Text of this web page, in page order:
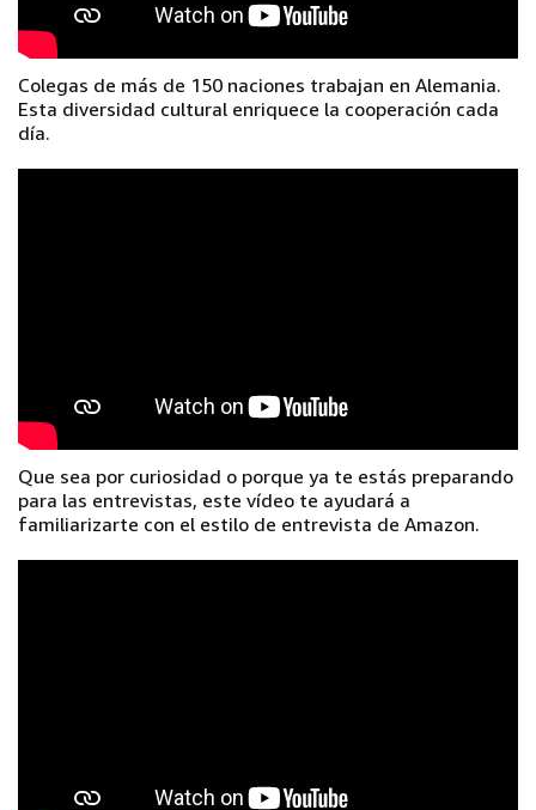
Colegas de más de 150 naciones trabajan en Alemania.
Esta diversidad cultural enriquece la cooperación cada
día.
Que sea por curiosidad o porque ya te estás preparando
para las entrevistas, este vídeo te ayudará a
familiarizarte con el estilo de entrevista de Amazon.